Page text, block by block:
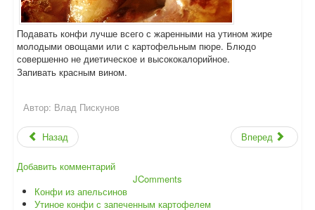
Подавать конфи лучше всего с жаренными на утином жире
молодыми овощами или с картофельным пюре. Блюдо
совершенно не диетическое и высококалорийное.
Запивать красным вином.
Автор: Влад Пискунов
Назад Вперед
Добавить комментарий
JComments
Конфи из апельсинов
Утиное конфи с запеченным картофелем